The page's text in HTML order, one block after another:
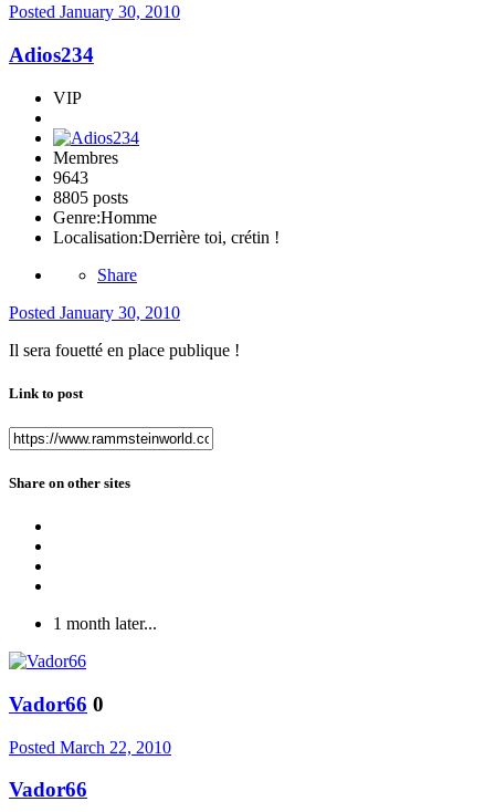
Posted January 30, 2010
Adios234
VIP
Membres
9643
8805 posts
Genre:Homme
Localisation:Derrière toi, crétin !
Share
Posted January 30, 2010
Il sera fouetté en place publique !
Link to post
Share on other sites
1 month later...
Vador66 0
Posted March 22, 2010
Vador66